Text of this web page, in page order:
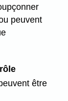
peuvent
être